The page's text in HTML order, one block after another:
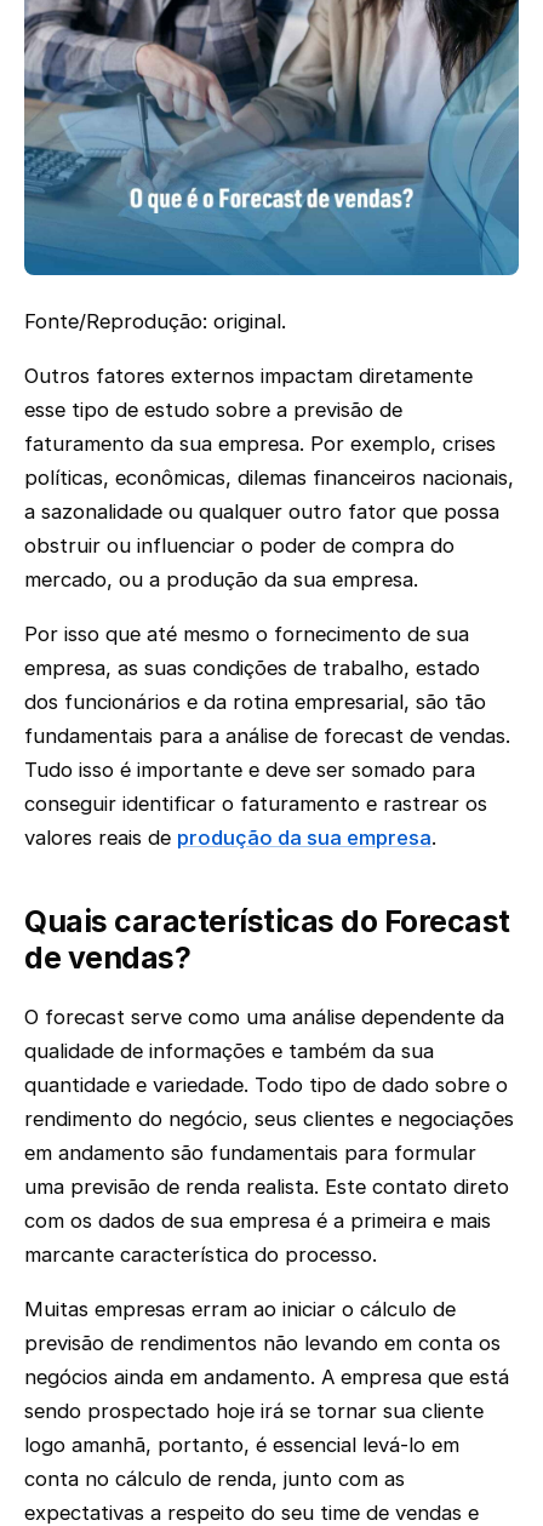
Fonte/Reprodução: original.
Outros fatores externos impactam diretamente
esse tipo de estudo sobre a previsão de
faturamento da sua empresa. Por exemplo, crises
políticas, econômicas, dilemas financeiros nacionais,
a sazonalidade ou qualquer outro fator que possa
obstruir ou influenciar o poder de compra do
mercado, ou a produção da sua empresa.
Por isso que até mesmo o fornecimento de sua
empresa, as suas condições de trabalho, estado
dos funcionários e da rotina empresarial, são tão
fundamentais para a análise de forecast de vendas.
Tudo isso é importante e deve ser somado para
conseguir identificar o faturamento e rastrear os
valores reais de produção da sua empresa.
Quais características do Forecast
de vendas?
‌O forecast serve como uma análise dependente da
qualidade de informações e também da sua
quantidade e variedade. Todo tipo de dado sobre o
rendimento do negócio, seus clientes e negociações
em andamento são fundamentais para formular
uma previsão de renda realista. Este contato direto
com os dados de sua empresa é a primeira e mais
marcante característica do processo.
Muitas empresas erram ao iniciar o cálculo de
previsão de rendimentos não levando em conta os
negócios ainda em andamento. A empresa que está
sendo prospectado hoje irá se tornar sua cliente
logo amanhã, portanto, é essencial levá-lo em
conta no cálculo de renda, junto com as
expectativas a respeito do seu time de vendas e